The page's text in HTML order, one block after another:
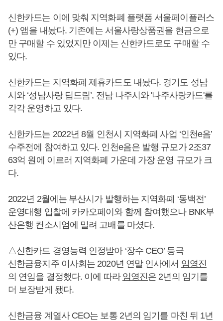
신한카드는 이에 맞춰 지역화폐 플랫폼 서울페이플러스
(+) 앱을 내놨다. 기존에는 서울사랑상품권을 현금으로
만 구매할 수 있었지만 이제는 신한카드로도 구매할 수
있다.
신한카드는 지역화폐 제휴카드도 내놨다. 경기도 성남
시와 ‘성남사랑 딥드림’, 전남 나주시와 '나주사랑카드'를
각각 운영하고 있다.
신한카드는 2022년 8월 인천시 지역화폐 사업 ‘인천e음’
수주전에 참여하고 있다. 인천e음은 발행 규모가 2조37
63억 원에 이르러 지역화폐 가운데 가장 운영 규모가 크
다.
2022년 2월에는 부산시가 발행하는 지역화폐 ‘동백전’
운영대행 입찰에 카카오페이와 함께 참여했으나 BNK부
산은행 컨소시엄에 밀려 고배를 마셨다.
△신한카드 경영능력 인정받아 ‘장수 CEO’ 등극
신한금융지주 이사회는 2020년 연말 인사에서 임영진
의 연임을 결정했다. 이에 따라 임영진은 2년의 임기를
더 보장받게 됐다.
신한금융 계열사 CEO는 보통 2년의 임기를 마친 뒤 1년